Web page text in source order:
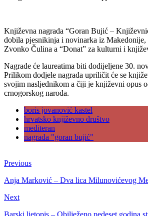
Književna nagrada “Goran Bujić –
dobila pjesnikinja i novinarka iz
Zvonko Čulina a “Donat” za kulturni i
Nagrade će laureatima biti dodijeljene 30.
Prilikom dodjele nagrada upriličit će se
svojim nasljednikom a čiji je književni opus
crnogorskog naroda.
boris jovanović kastel
hrvatsko književno društvo
mediteran
nagrada "goran bujić"
Previous
Anja Marković – Dva lica Milunovićevog
Next
Barski ljetopis – Obilježeno pedeset godina